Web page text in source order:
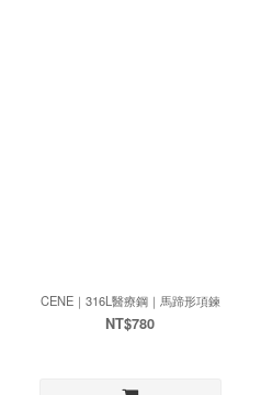
CENE｜316L醫療鋼｜馬蹄形項鍊
NT$780